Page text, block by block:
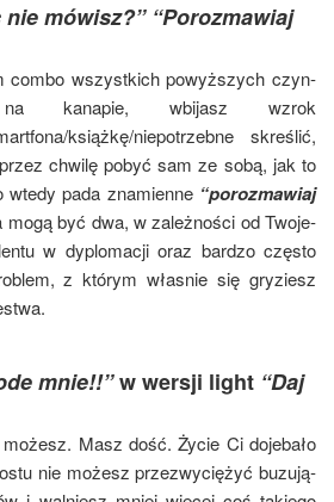
nie mówisz?” “Porozmawiaj
com­bo wszyst­kich powyż­szych czyn­
kana­pie, wbi­jasz wzrok
książkę/niepotrzebne skre­ślić,
chwi­lę pobyć sam ze sobą, jak to
pada zna­mien­ne “poroz­ma­wiaj
mogą być dwa, w zależ­no­ści od Two­je­
w dyplo­ma­cji oraz bar­dzo czę­sto
z któ­rym wła­snie się gry­ziesz
mnie!!”w wersji light “Daj
Masz dość. Życie Ci doje­ba­ło
nie możesz prze­zwy­cię­żyć buzu­ją­